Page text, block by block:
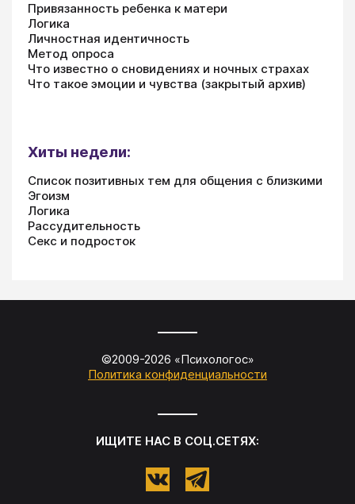
Привязанность ребенка к матери
Логика
Личностная идентичность
Метод опроса
Что известно о сновидениях и ночных страхах
Что такое эмоции и чувства (закрытый архив)
Хиты недели:
Список позитивных тем для общения с близкими
Эгоизм
Логика
Рассудительность
Секс и подросток
©2009-2026 «Психологос»
Политика конфиденциальности
ИЩИТЕ НАС В СОЦ.СЕТЯХ: